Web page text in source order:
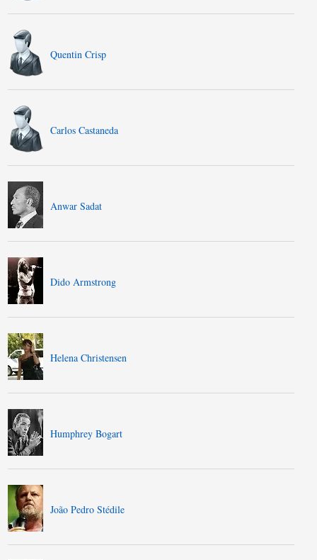
Quentin Crisp
Carlos Castaneda
Anwar Sadat
Dido Armstrong
Helena Christensen
Humphrey Bogart
João Pedro Stédile